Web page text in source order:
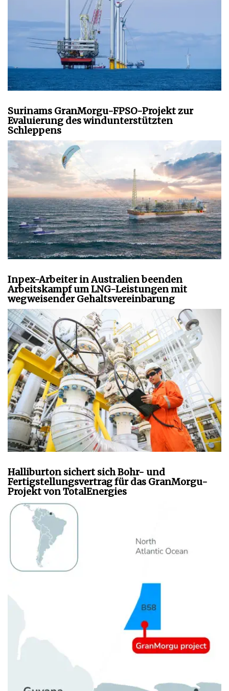
Surinams GranMorgu-FPSO-Projekt zur
Evaluierung des windunterstützten
Schleppens
Inpex-Arbeiter in Australien beenden
Arbeitskampf um LNG-Leistungen mit
wegweisender Gehaltsvereinbarung
Halliburton sichert sich Bohr- und
Fertigstellungsvertrag für das GranMorgu-
Projekt von TotalEnergies